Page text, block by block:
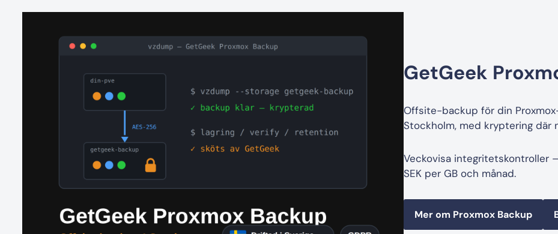
GetGeek
Offsite-backup för din
Stockholm, med kryptering där
Veckovisa integritetskontroller
SEK per GB och månad.
Mer om Proxmox Backup